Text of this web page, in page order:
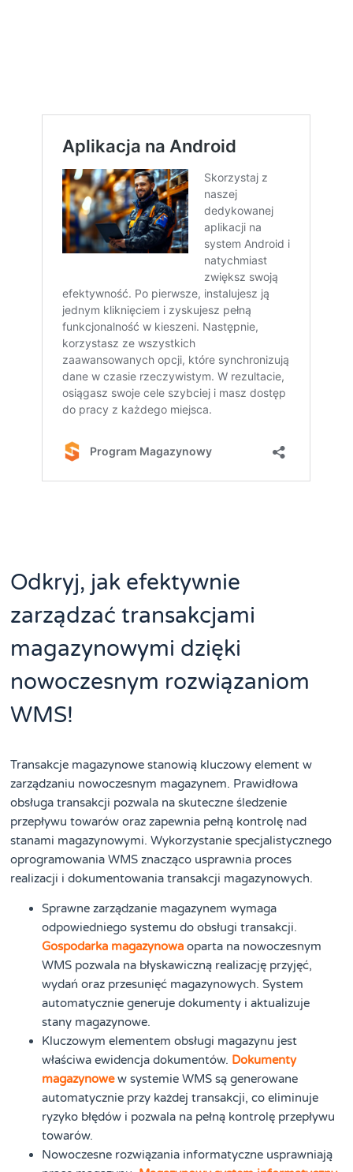
Odkryj, jak efektywnie
zarządzać transakcjami
magazynowymi dzięki
nowoczesnym rozwiązaniom
WMS!
Transakcje magazynowe stanowią kluczowy element w
zarządzaniu nowoczesnym magazynem. Prawidłowa
obsługa transakcji pozwala na skuteczne śledzenie
przepływu towarów oraz zapewnia pełną kontrolę nad
stanami magazynowymi. Wykorzystanie specjalistycznego
oprogramowania WMS znacząco usprawnia proces
realizacji i dokumentowania transakcji magazynowych.
Sprawne zarządzanie magazynem wymaga
odpowiedniego systemu do obsługi transakcji.
Gospodarka magazynowa oparta na nowoczesnym
WMS pozwala na błyskawiczną realizację przyjęć,
wydań oraz przesunięć magazynowych. System
automatycznie generuje dokumenty i aktualizuje
stany magazynowe.
Kluczowym elementem obsługi magazynu jest
właściwa ewidencja dokumentów. Dokumenty
magazynowew systemie WMS są generowane
automatycznie przy każdej transakcji, co eliminuje
ryzyko błędów i pozwala na pełną kontrolę przepływu
towarów.
Nowoczesne rozwiązania informatyczne usprawniają